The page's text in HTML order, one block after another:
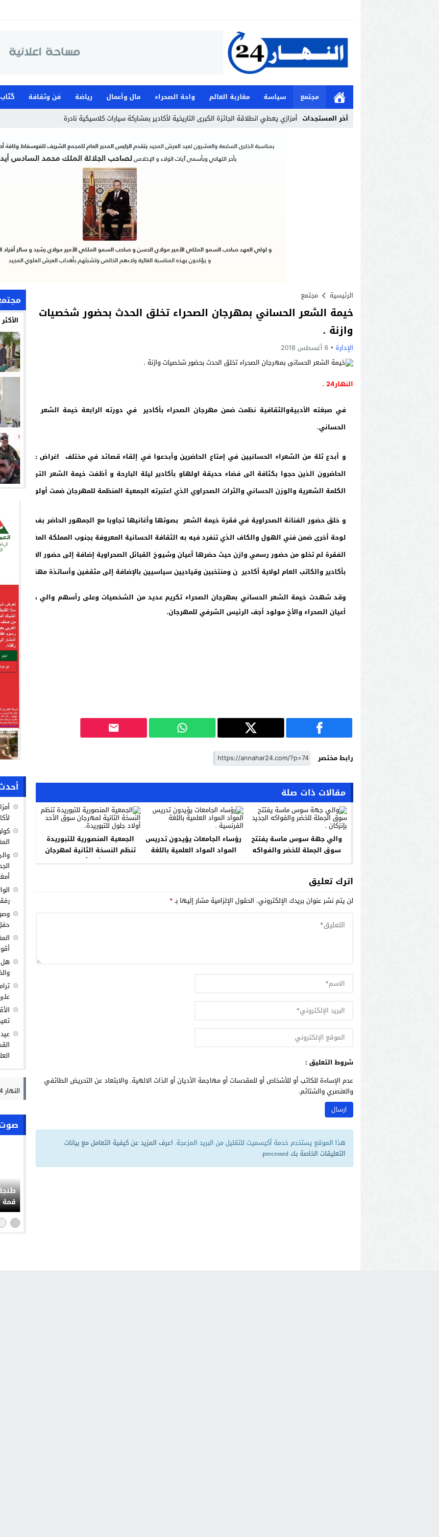
مجتمع سياسة مغاربة العالم واحة الصحراء مال وأعمال رياضة فن وثقافة
أخر المستجدات أمزازي يعطي انطلاقة الجائزة الكبرى التاريخية لأكادير بمشاركة سيارات كلاسيكية نادرة
الرئيسية مجتمع
خيمة الشعر الحساني بمهرجان الصحراء تخلق الحدث بحضور شخصيات
وازنة .
الإدارة 6 أغسطس 2018
النهار24 .
في صبغته الأدبيةوالثقافية نظمت ضمن مهرجان الصحراء بأكادير في دورته الرابعة خيمة الشعر حضرها ثلة
الحساني.
و أبدع ثلة من الشعراء الحسانيين في إمتاع الحاضرين وأبدعوا في إلقاء قصائد في مختلف اغراض عديدة
الحاضرون الذين حجوا بكثافة الى فضاء حديقة اولهاو بأكادير ليلة البارحة و أظفت خيمة الشعر التي نصبت
الكلمة الشعرية والوزن الحساني والثرات الصحراوي الذي اعتبرته الجمعية المنظمة للمهرجان ضمت أولويات فقرات
و خلق حضور الفنانة الصحراوية في فقرة خيمة الشعر بصوتها وأغانيها تجاوبا مع الجمهور الحاضر بفضاء خيمة
لوحة أخرى ضمن فني الهول والكاف الذي تنفرد فيه به الثقافة الحسانية المعروفة بجنوب المملكة المغربية.
الفقرة لم تخلو من حضور رسمي وازن حيث حضرها أعيان وشيوخ القبائل الصحراوية إضافة إلى حضور الاستاذ
بأكادير والكاتب العام لولاية أكادير ن ومنتخبين وقياديين سياسيين بالإضافة إلى مثقفين وأساتذة مهنمين بالبحث
وقد شهدت خيمة الشعر الحساني بمهرجان الصحراء تكريم عديد من الشخصيات وعلى رأسهم والي جهة سوس
أعيان الصحراء والأخ مولود أجف الرئيس الشرفي للمهرجان.
رابط مختصر
مقالات ذات صلة
والي جهة سوس ماسة يفتتح
سوق الجملة للخضر والفواكه
رؤساء الجامعات يؤيدون تدريس
المواد المواد العلمية باللغة
الجمعية المنصورية للتبوريدة
تنظم النسخة الثانية لمهرجان
سوق الأحد أولاد جلول
اترك تعليق
لن يتم نشر عنوان بريدك الإلكتروني. الحقول الإلزامية مشار إليها بـ*
شروط التعليق :
عدم الإساءة للكاتب أو للأشخاص أو للمقدسات أو مهاجمة الأديان أو الذات الالهية. والابتعاد عن التحريض الطائفي
والعنصري والشتائم.
هذا الموقع يستخدم خدمة أكيسميت للتقليل من البريد المزعجة. اعرف المزيد عن كيفية التعامل مع بيانات
التعليقات الخاصة بك processed
.
النهار 24
هل